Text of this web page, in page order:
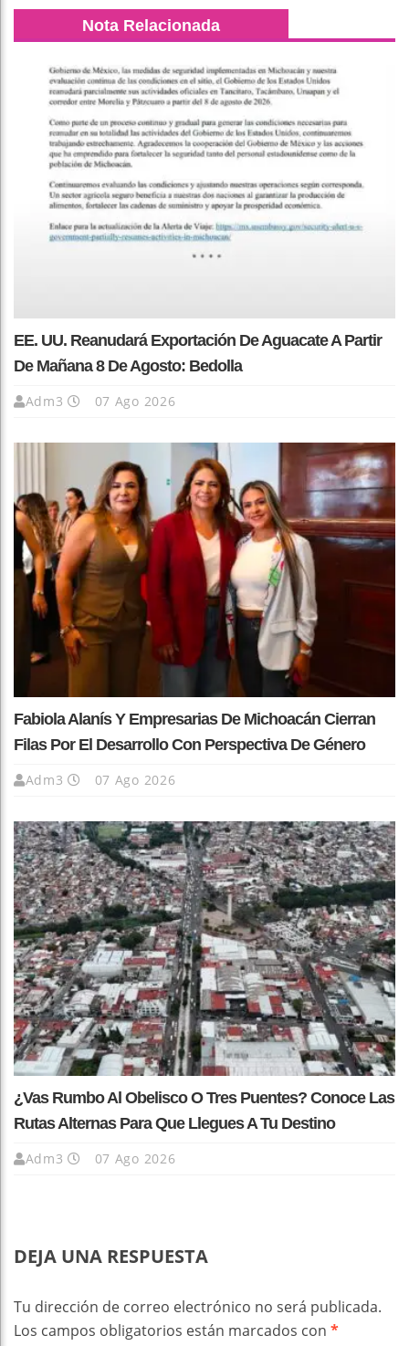
Nota Relacionada
EE. UU. Reanudará Exportación De Aguacate A Partir
De Mañana 8 De Agosto: Bedolla
Adm3 07 Ago 2026
Fabiola Alanís Y Empresarias De Michoacán Cierran
Filas Por El Desarrollo Con Perspectiva De Género
Adm3 07 Ago 2026
¿Vas Rumbo Al Obelisco O Tres Puentes? Conoce Las
Rutas Alternas Para Que Llegues A Tu Destino
Adm3 07 Ago 2026
DEJA UNA RESPUESTA
Tu dirección de correo electrónico no será publicada.
Los campos obligatorios están marcados con *